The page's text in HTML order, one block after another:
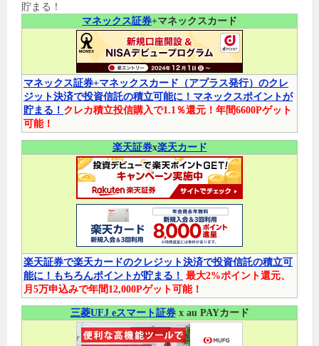
貯まる！
マネックス証券+マネックスカード
マネックス証券+マネックスカード（アプラス発行）のクレ
ジット決済で投資信託の積立可能に！マネックスポイントが
貯まる！ クレカ積立投信購入で1.1％還元！年間6600Pゲット
可能！
楽天証券x楽天カード
楽天証券で楽天カードのクレジット決済で投資信託の積立可
能に！もちろんポイントが貯まる！ 最大2%ポイント還元、
月5万申込みで年間12,000Pゲット可能！
三菱UFJ eスマート証券x au PAYカード